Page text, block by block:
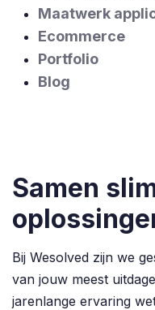
Maatwerk
Ecommerce
Portfolio
Blog
Samen
Bij Wesolved zijn we
van jouw meest
jarenlange ervaring